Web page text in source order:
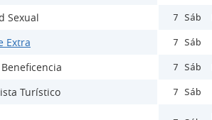
Sexual
Extra
Turístico
7 Sáb
7 Sáb
7 Sáb
7 Sáb